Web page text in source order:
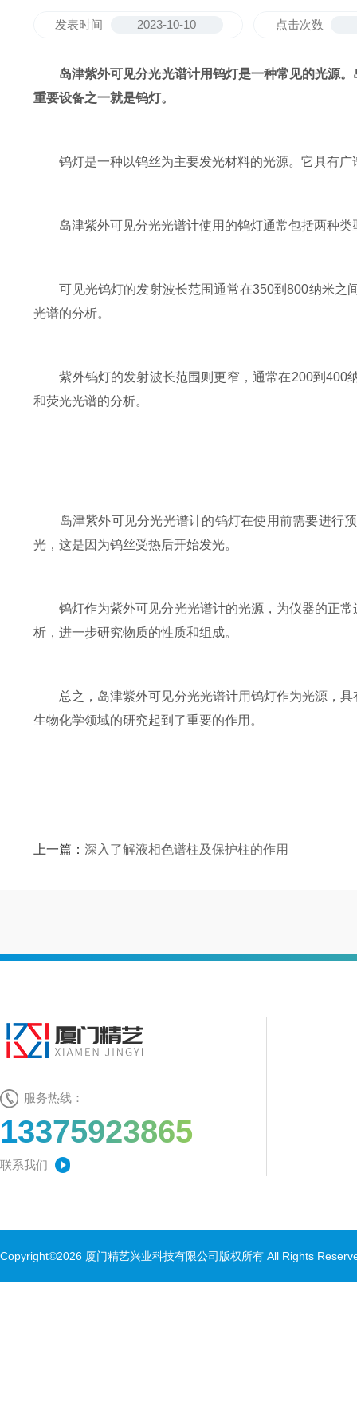
发表时间 2023-10-10 点击次数
岛津紫外可见分光光谱计用钨灯是一种常见的光源
重要设备之一就是钨灯。
钨灯是一种以钨丝为主要发光材料的光源。它具有广
岛津紫外可见分光光谱计使用的钨灯通常包括两种类
可见光钨灯的发射波长范围通常在350到800纳米之间
光谱的分析。
紫外钨灯的发射波长范围则更窄，通常在200到400纳
和荧光光谱的分析。
岛津紫外可见分光光谱计的钨灯在使用前需要进行预
光，这是因为钨丝受热后开始发光。
钨灯作为紫外可见分光光谱计的光源，为仪器的正常
析，进一步研究物质的性质和组成。
总之，岛津紫外可见分光光谱计用钨灯作为光源，具
生物化学领域的研究起到了重要的作用。
上一篇： 深入了解液相色谱柱及保护柱的作用
服务热线：
13375923865
联系我们
Copyright©2026 厦门精艺兴业科技有限公司版权所有 All Rights